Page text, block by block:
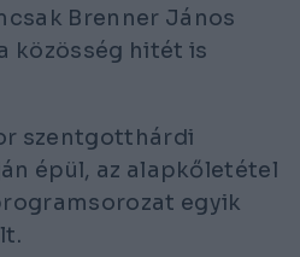
Brenner János
közösség hitét is
szentgotthárdi
épül, az alapkőletétel
egyik